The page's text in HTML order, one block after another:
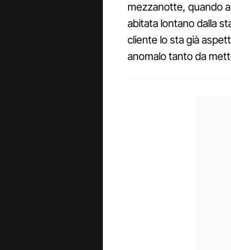
mezzanotte, quando
abitata lontano dalla
cliente lo sta già
anomalo tanto da